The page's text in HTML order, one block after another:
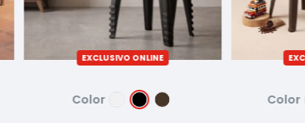
EXCLUSIVO ONLINE
Color Color